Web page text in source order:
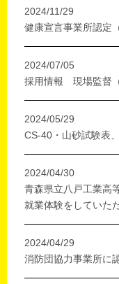
2024/11/29
健康宣言事業所認定
2024/07/05
採用情報 現場監督（
2024/05/29
CS-40・山砂試験表
2024/04/30
青森県立八戸工業高
就業体験をしていた
2024/04/29
消防団協力事業所に